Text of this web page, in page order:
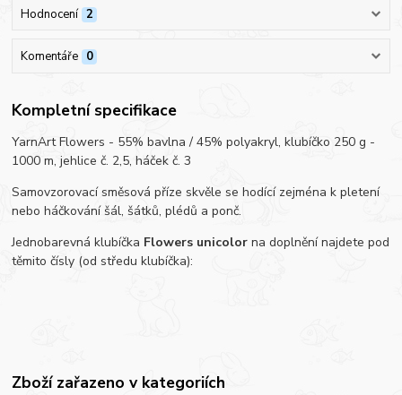
Hodnocení 2
Komentáře 0
Kompletní specifikace
YarnArt Flowers - 55% bavlna / 45% polyakryl, klubíčko 250 g -
1000 m, jehlice č. 2,5, háček č. 3
Samovzorovací směsová příze skvěle se hodící zejména k pletení
nebo háčkování šál, šátků, plédů a ponč.
Jednobarevná klubíčka Flowers unicolorna doplnění najdete pod
těmito čísly (od středu klubíčka):
Zboží zařazeno v kategoriích